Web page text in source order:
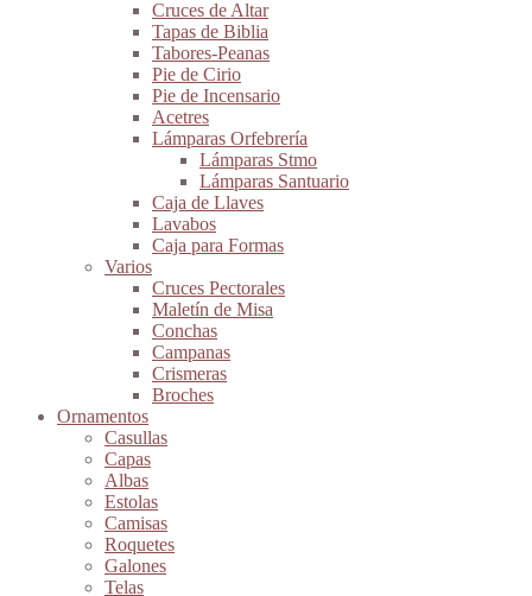
Cruces de Altar
Tapas de Biblia
Tabores-Peanas
Pie de Cirio
Pie de Incensario
Acetres
Lámparas Orfebrería
Lámparas Stmo
Lámparas Santuario
Caja de Llaves
Lavabos
Caja para Formas
Varios
Cruces Pectorales
Maletín de Misa
Conchas
Campanas
Crismeras
Broches
Ornamentos
Casullas
Capas
Albas
Estolas
Camisas
Roquetes
Galones
Telas